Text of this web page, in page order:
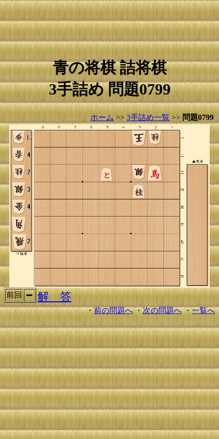
青の将棋 詰将棋
3手詰め 問題0799
ホーム >> 3手詰め一覧 >> 問題0799
前回 解 答
・前の問題へ・次の問題へ・一覧へ